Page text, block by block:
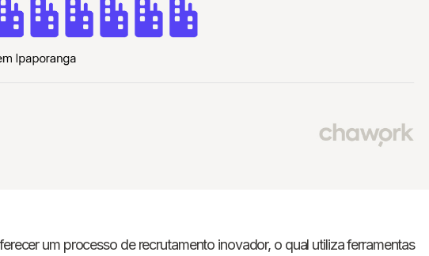
um processo de recrutamento inovador, o qual utiliza ferramentas